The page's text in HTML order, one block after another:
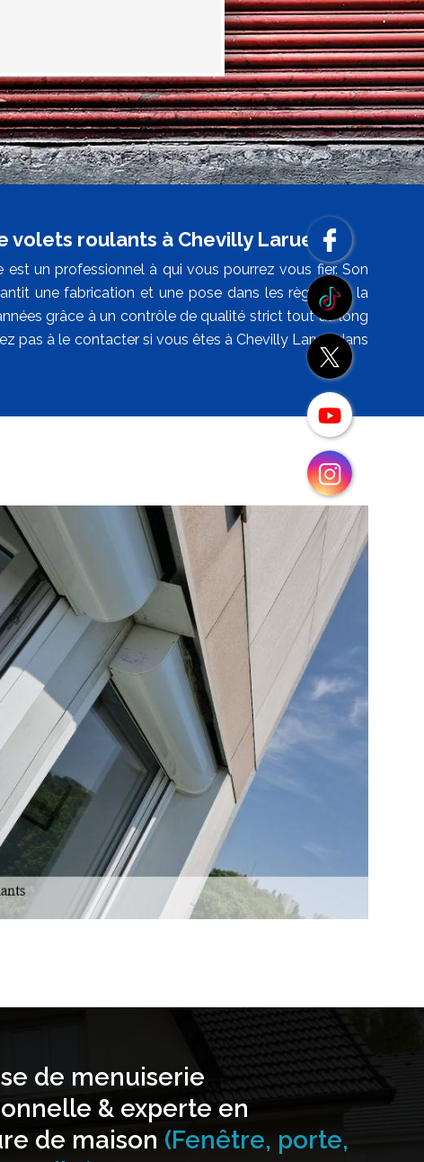
roulants à Chevilly Larue
un professionnel à qui vous pourrez vous fier. Son
une fabrication et une pose dans les règles de la
grâce à un contrôle de qualité strict tout au long
pas à le contacter si vous êtes à Chevilly Larue, dans
de menuiserie
& experte en
de maison (Fenêtre, porte,